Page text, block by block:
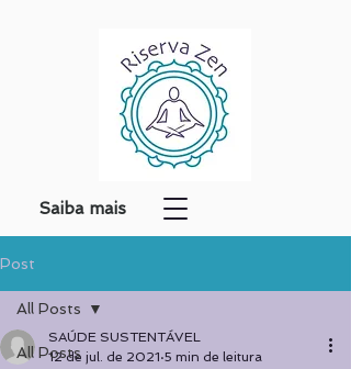
Saiba mais
Post
All Posts
All Posts
SAÚDE SUSTENTÁVEL
12 de jul. de 2021 5 min de leitura